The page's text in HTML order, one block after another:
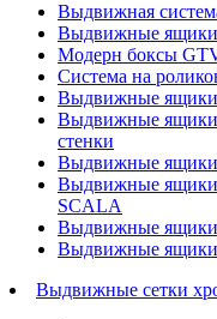
Выдвижная
Выдвижные
Модерн боксы
Система на
Выдвижные ящики
Выдвижные
стенки
Выдвижные
Выдвижные ящики
SCALA
Выдвижные
Выдвижные
Выдвижные сетки